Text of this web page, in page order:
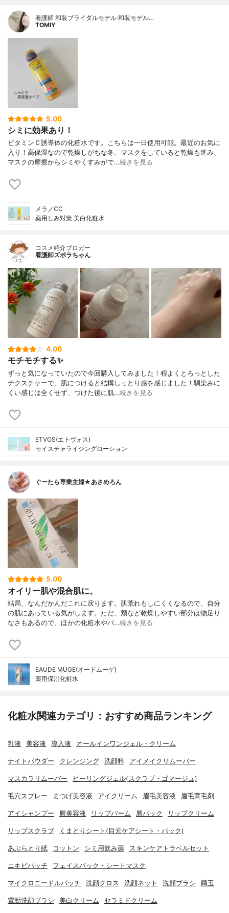
看護師 和装ブライダルモデル·和装モデル…
TOMIY
5.00
シミに効果あり！
ビタミンＣ誘導体の化粧水です。こちらは一日使用可能。最近のお気に
入り！高保湿なので乾燥しがちな冬、マスクをしていると乾燥も進み、
マスクの摩擦からシミやくすみがで…続きを見る
メラノCC
薬用しみ対策 美白化粧水
コスメ紹介ブロガー
看護師ズボラちゃん
4.00
モチモチする✨
ずっと気になっていたので今回購入してみました！程よくとろっとした
テクスチャーで、肌につけると結構しっとり感を感じました！馴染みに
くい感じは全くせず、つけた後に肌…続きを見る
ETVOS(エトヴォス)
モイスチャライジングローション
ぐーたら専業主婦★あさめろん
5.00
オイリー肌や混合肌に。
結局、なんだかんだこれに戻ります。肌荒れもしにくくなるので、自分
の肌にあっている気がします。ただ、頬など乾燥しやすい部分は物足り
なさもあるので、ほかの化粧水やパ…続きを見る
EAUDE MUGE(オードムーゲ)
薬用保湿化粧水
化粧水関連カテゴリ：おすすめ商品ランキング
乳液 美容液 導入液 オールインワンジェル・クリーム
ナイトパウダー クレンジング 洗顔料 アイメイクリムーバー
マスカラリムーバー ピーリングジェル(スクラブ・ゴマージュ)
毛穴スプレー まつげ美容液 アイクリーム 眉毛美容液 眉毛育毛剤
アイシャンプー 唇美容液 リップバーム 唇パック リップクリーム
リップスクラブ くまとりシート(目元ケアシート・パック)
あぶらとり紙 コットン シミ用飲み薬 スキンケアトラベルセット
ニキビパッチ フェイスパック・シートマスク
マイクロニードルパッチ 洗顔クロス 洗顔ネット 洗顔ブラシ 繭玉
電動洗顔ブラシ 美白クリーム セラミドクリーム